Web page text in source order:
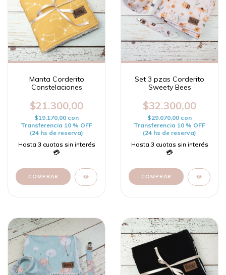
Manta Corderito
Constelaciones
$21.300,00
$19.170,00 con
Transferencia 10 % OFF
(24 hs de reserva)
Set 3 pzas Corderito
Sweety Bees
$32.300,00
$29.070,00 con
Transferencia 10 % OFF
(24 hs de reserva)